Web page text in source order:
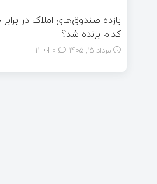
بازده صندوق‌های املاک در
کدام برنده شد؟
مرداد ۱۵, ۱۴۰۵ 11